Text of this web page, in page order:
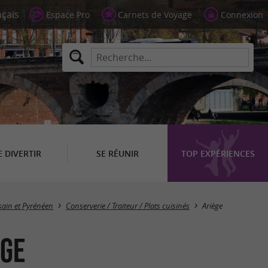
Espace Pro Carnets de Voyage Connexion
DIVERTIR SE RÉUNIR TOP EXPÉRIENCES
Masquer la carte
et Pyrénéen Conserverie / Traiteur / Plats cuisinés Ariège